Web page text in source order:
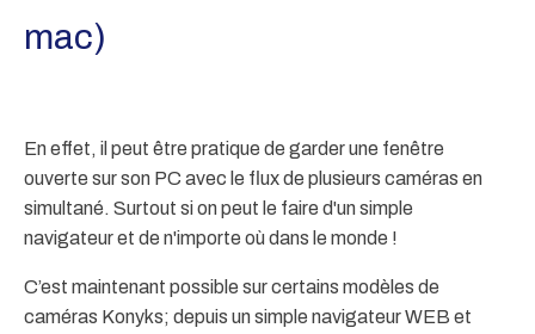
mac)
En effet, il peut être pratique de garder une fenêtre
ouverte sur son PC avec le flux de plusieurs caméras en
simultané. Surtout si on peut le faire d'un simple
navigateur et de n'importe où dans le monde !
C’est maintenant possible sur certains modèles de
caméras Konyks; depuis un simple navigateur WEB et